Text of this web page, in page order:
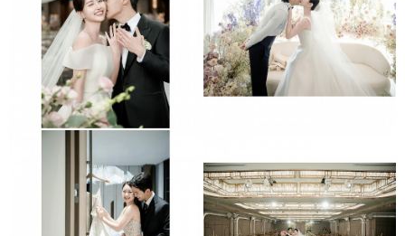
더링크호텔 메종디탈리
신도림더세인트 르비르모어